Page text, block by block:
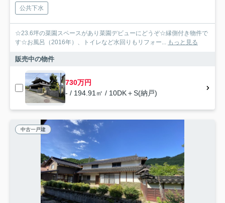
公共下水
☆23.6坪の菜園スペースがあり菜園デビューにどうぞ☆縁側付き物件で
す☆お風呂（2016年）、トイレなど水回りもリフォー... もっと見る
販売中の物件
730万円
- / 194.91㎡ / 10DK＋S(納戸)
中古一戸建